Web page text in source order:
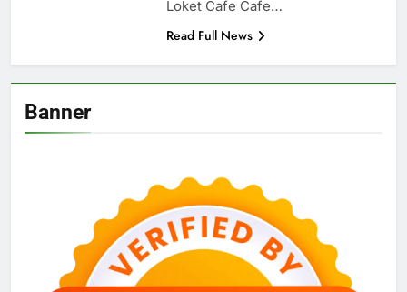
Loket Cafe Cafe…
Read Full News
Banner